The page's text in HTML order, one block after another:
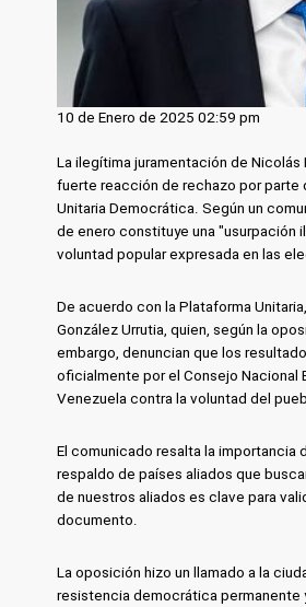
10 de Enero de 2025 02:59 pm
La ilegítima juramentación de
fuerte reacción de rechazo por parte
Unitaria Democrática. Según un
de enero constituye una "usurpación
voluntad popular expresada en las
De acuerdo con la Plataforma
González Urrutia, quien, según la
embargo, denuncian que los
oficialmente por el Consejo Nacional
Venezuela contra la voluntad del
El comunicado resalta la importancia
respaldo de países aliados que
de nuestros aliados es clave para
documento.
La oposición hizo un llamado a la
resistencia democrática permanente